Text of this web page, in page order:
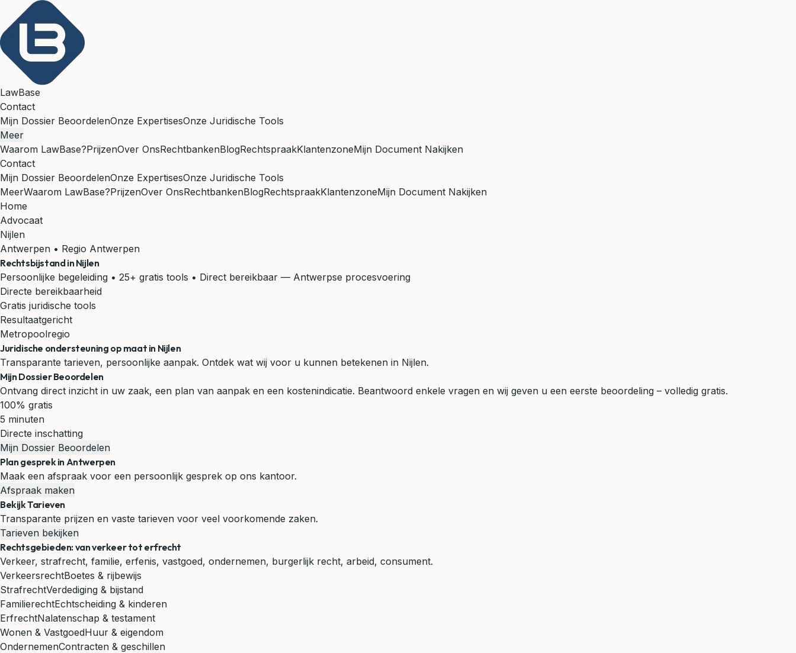
LawBase
Contact
Mijn Dossier BeoordelenOnze ExpertisesOnze Juridische Tools
Meer
Waarom LawBase?PrijzenOver OnsRechtbankenBlogRechtspraakKlantenzoneMijn Document Nakijken
Contact
Mijn Dossier BeoordelenOnze ExpertisesOnze Juridische Tools
MeerWaarom LawBase?PrijzenOver OnsRechtbankenBlogRechtspraakKlantenzoneMijn Document Nakijken
Home
Advocaat
Nijlen
Antwerpen • Regio Antwerpen
Rechtsbijstand inNijlen
Persoonlijke begeleiding • 25+ gratis tools • Direct bereikbaar — Antwerpse procesvoering
Directe bereikbaarheid
Gratis juridische tools
Resultaatgericht
Metropoolregio
Juridische ondersteuning op maat in Nijlen
Transparante tarieven, persoonlijke aanpak. Ontdek wat wij voor u kunnen betekenen in Nijlen.
Mijn Dossier Beoordelen
Ontvang direct inzicht in uw zaak, een plan van aanpak en een kostenindicatie. Beantwoord enkele vragen en wij geven u een eerste beoordeling – volledig gratis.
100% gratis
5 minuten
Directe inschatting
Mijn Dossier Beoordelen
Plan gesprek in Antwerpen
Maak een afspraak voor een persoonlijk gesprek op ons kantoor.
Afspraak maken
Bekijk Tarieven
Transparante prijzen en vaste tarieven voor veel voorkomende zaken.
Tarieven bekijken
Rechtsgebieden: van verkeer tot erfrecht
Verkeer, strafrecht, familie, erfenis, vastgoed, ondernemen, burgerlijk recht, arbeid, consument.
VerkeersrechtBoetes & rijbewijs
StrafrechtVerdediging & bijstand
FamilierechtEchtscheiding & kinderen
ErfrechtNalatenschap & testament
Wonen & VastgoedHuur & eigendom
OndernemenContracten & geschillen